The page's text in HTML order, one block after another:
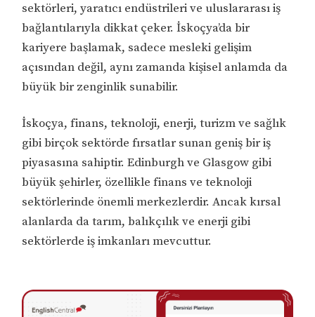
sektörleri, yaratıcı endüstrileri ve uluslararası iş
bağlantılarıyla dikkat çeker. İskoçya’da bir
kariyere başlamak, sadece mesleki gelişim
açısından değil, aynı zamanda kişisel anlamda da
büyük bir zenginlik sunabilir.
İskoçya, finans, teknoloji, enerji, turizm ve sağlık
gibi birçok sektörde fırsatlar sunan geniş bir iş
piyasasına sahiptir. Edinburgh ve Glasgow gibi
büyük şehirler, özellikle finans ve teknoloji
sektörlerinde önemli merkezlerdir. Ancak kırsal
alanlarda da tarım, balıkçılık ve enerji gibi
sektörlerde iş imkanları mevcuttur.